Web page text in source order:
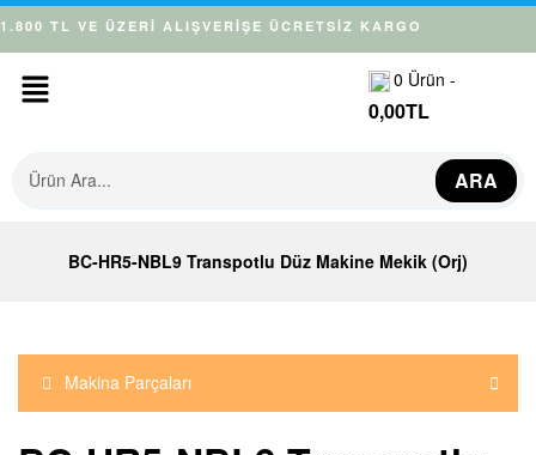
1.800 TL VE ÜZERİ ALIŞVERİŞE ÜCRETSİZ KARGO
0 Ürün -
0,00TL
ARA
BC-HR5-NBL9 Transpotlu Düz Makine Mekik (Orj)
Makina Parçaları